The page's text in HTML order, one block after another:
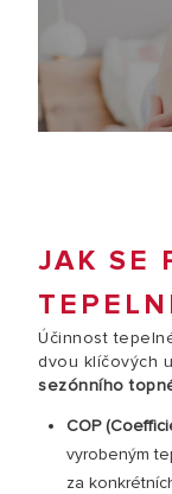
JAK SE
Účinnost
dvou klíčových
sezónního
COP
vyrobeným
za